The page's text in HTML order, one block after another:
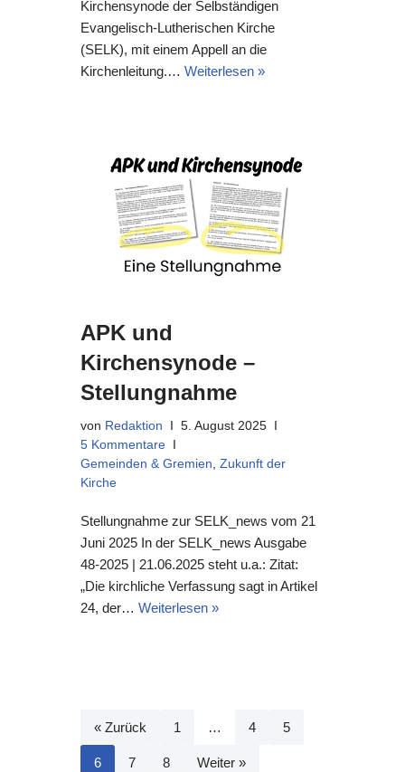
Kirchensynode der Selbständigen
Evangelisch-Lutherischen Kirche
(SELK), mit einem Appell an die
Kirchenleitung.… Weiterlesen »
APK und
Kirchensynode –
Stellungnahme
von Redaktion
5. August 2025
5 Kommentare
Gemeinden & Gremien, Zukunft der
Kirche
Stellungnahme zur SELK_news vom 21
Juni 2025 In der SELK_news Ausgabe
48-2025 | 21.06.2025 steht u.a.: Zitat:
„Die kirchliche Verfassung sagt in Artikel
24, der… Weiterlesen »
« Zurück 1 … 4 5
6 7 8 Weiter »